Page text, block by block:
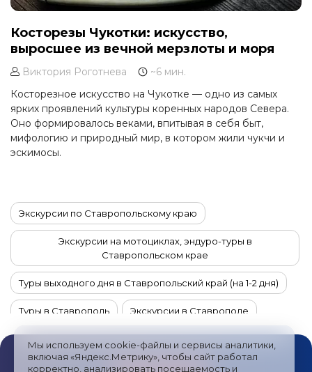
Мы используем cookie-файлы и сервисы аналитики,
включая «Яндекс.Метрику», чтобы сайт работал
корректно, анализировать посещаемость и
Косторезы Чукотки: искусство,
выросшее из вечной мерзлоты и моря
Виктория Роготнева
~6 мин.
Косторезное искусство на Чукотке — одно из самых
ярких проявлений культуры коренных народов Севера.
Оно формировалось веками, впитывая в себя быт,
мифологию и природный мир, в котором жили чукчи и
эскимосы.
Экскурсии по Ставропольскому краю
Экскурсии на мотоциклах, эндуро-туры в
Ставропольском крае
Туры выходного дня в Ставропольский край (на 1-2 дня)
Туры в Ставрополь Экскурсии в Ставрополе
Экскурсии в горы из Ставрополя
Туры выходного дня в Ставрополь (на 1-2 дня)